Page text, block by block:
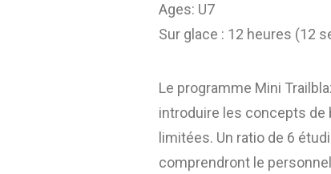
Ages: U7
Sur glace : 12 heures (12
Le programme Mini
introduire les concepts de
limitées. Un ratio de 6
comprendront le